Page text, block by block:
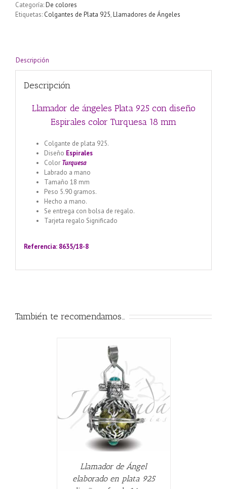
diseño
Espirales
mm
Categoría:De colores
Etiquetas: Colgantes de Plata 925,Llamadores de Ángeles
Descripción
Descripción
Llamador de ángeles Plata 925 con diseño
Espirales color Turquesa 18 mm
Colgante de plata 925.
Diseño Espirales
Color Turquesa
Labrado a mano
Tamaño 18 mm
Peso 5.90 gramos.
Hecho a mano.
Se entrega con bolsa de regalo.
Tarjeta regalo Significado
Referencia: 8635/18-8
También te recomendamos…
Llamador de Ángel
elaborado en plata 925